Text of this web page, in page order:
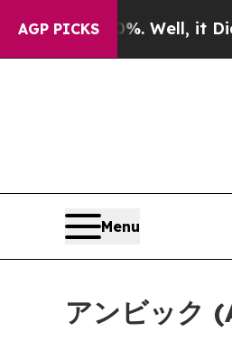
AGP PICKS
Well, it Didn’tAs war
Menu
アンビック